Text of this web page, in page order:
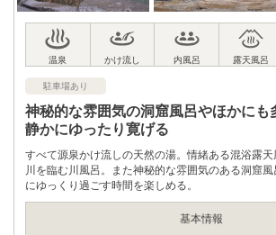
駐車場あり
神秘的な雰囲気の洞窟風呂やほかにも
静かにゆったり寛げる
すべて源泉かけ流しの天然の湯。情緒ある混浴露
川を臨む川風呂。また神秘的な雰囲気のある洞窟
にゆっくり過ごす時間を楽しめる。
基本情報